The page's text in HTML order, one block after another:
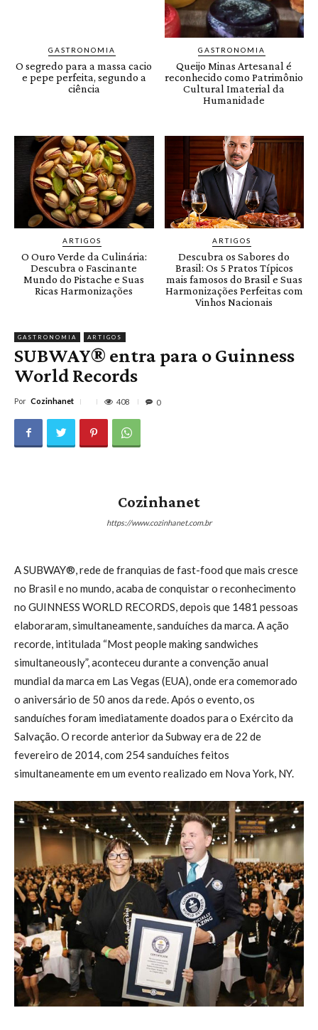
GASTRONOMIA
O segredo para a massa cacio
e pepe perfeita, segundo a
ciência
GASTRONOMIA
Queijo Minas Artesanal é
reconhecido como Patrimônio
Cultural Imaterial da
Humanidade
ARTIGOS
O Ouro Verde da Culinária:
Descubra o Fascinante
Mundo do Pistache e Suas
Ricas Harmonizações
ARTIGOS
Descubra os Sabores do
Brasil: Os 5 Pratos Típicos
mais famosos do Brasil e Suas
Harmonizações Perfeitas com
Vinhos Nacionais